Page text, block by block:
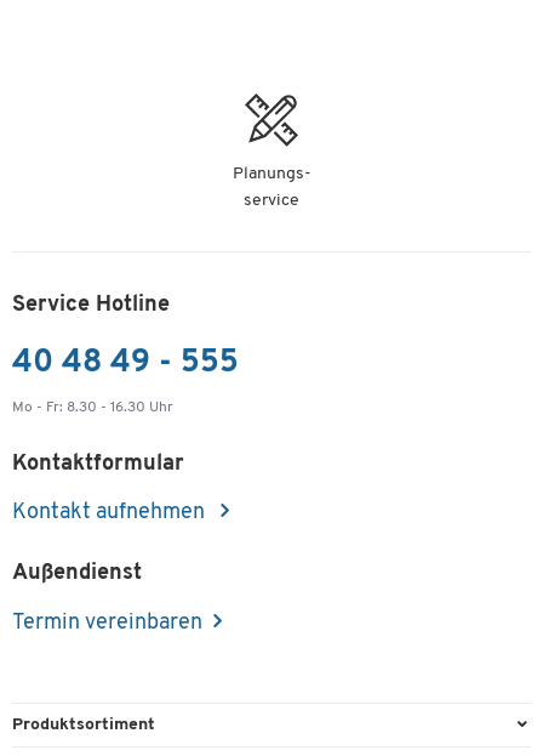
Planungs-
service
Service Hotline
40 48 49 - 555
Mo - Fr: 8.30 - 16.30 Uhr
Kontaktformular
Kontakt aufnehmen
Außendienst
Termin vereinbaren
Produktsortiment